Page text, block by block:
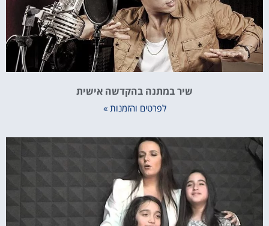
שיר במתנה בהקדשה אישית
לפרטים והזמנות »